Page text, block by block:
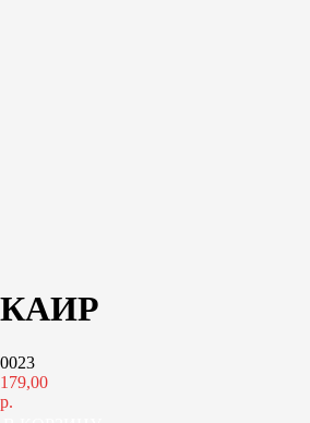
КАИР
0023
179,00
р.